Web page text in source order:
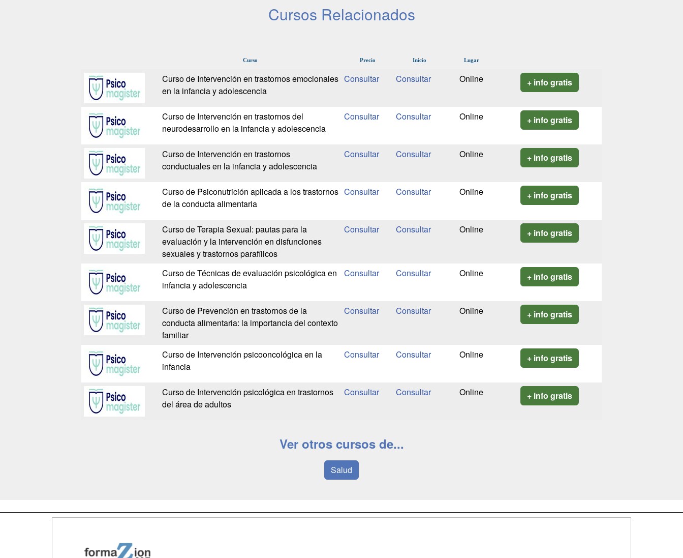
Cursos Relacionados
Curso Precio Inicio Lugar
Curso de Intervención en trastornos emocionales
en la infancia y adolescencia
Online + info gratis
Curso de Intervención en trastornos del
neurodesarrollo en la infancia y adolescencia
Online + info gratis
Curso de Intervención en trastornos
conductuales en la infancia y adolescencia
Online + info gratis
Curso de Psiconutrición aplicada a los trastornos
de la conducta alimentaria
Online + info gratis
Curso de Terapia Sexual: pautas para la
evaluación y la intervención en disfunciones
sexuales y trastornos parafílicos
Online + info gratis
Curso de Técnicas de evaluación psicológica en
infancia y adolescencia
Online + info gratis
Curso de Prevención en trastornos de la
conducta alimentaria: la importancia del contexto
familiar
Online + info gratis
Curso de Intervención psicooncológica en la
infancia
Online + info gratis
Curso de Intervención psicológica en trastornos
del área de adultos
Online + info gratis
Ver otros cursos de...
Salud